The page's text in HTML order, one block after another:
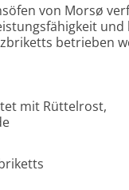
von Morsø
und
betrieben
mit Rüttelrost,